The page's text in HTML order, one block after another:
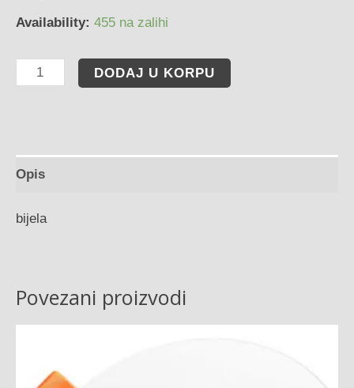
Availability: 455 na zalihi
DODAJ U KORPU
Opis
bijela
Povezani proizvodi